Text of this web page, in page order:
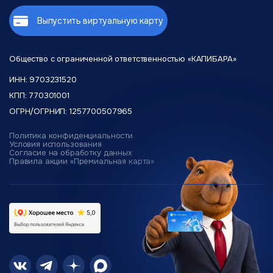
Общество с ограниченной ответственностью «КАПИБАРА»
ИНН: 9703231520
КПП: 770301001
ОГРН/ОГРНИП: 1257700507965
Выпустить виртуальную карту
Политика конфиденциальности
Условия использования
Согласие на обработку данных
Правила акции «Премиальная карта»